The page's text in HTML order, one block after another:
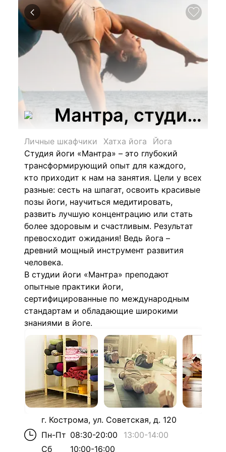
Мантра, студия
Личные шкафчики Хатха йога
Йога
Студия йоги «Мантра» – это глубокий
трансформирующий опыт для каждого,
кто приходит к нам на занятия. Цели у всех
разные: сесть на шпагат, освоить красивые
позы йоги, научиться медитировать,
развить лучшую концентрацию или стать
более здоровым и счастливым. Результат
превосходит ожидания! Ведь йога –
древний мощный инструмент развития
человека.
В студии йоги «Мантра» преподают
опытные практики йоги,
сертифицированные по международным
стандартам и обладающие широкими
знаниями в йоге.
г. Кострома, ул. Советская, д. 120
Пн-Пт 08:30-20:00 13:00-14:00
Сб
10:00-16:00